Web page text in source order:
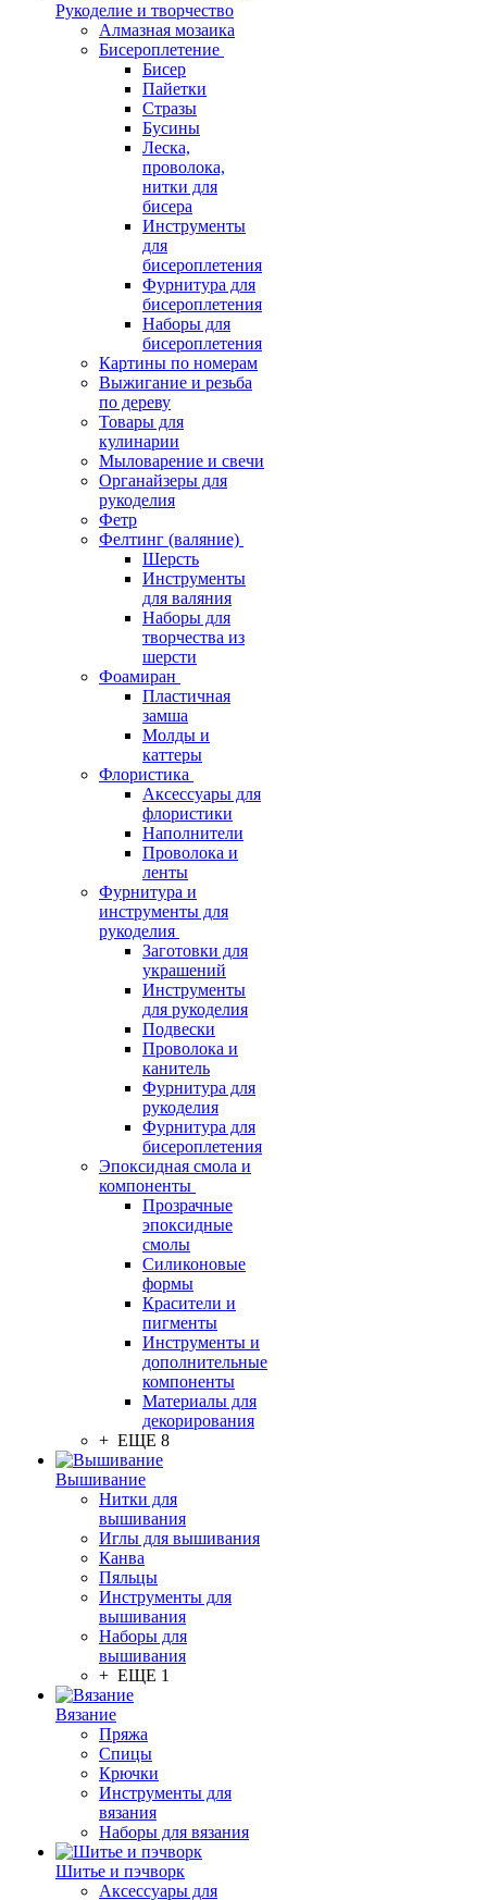
Рукоделие и творчество
Алмазная мозаика
Бисероплетение
Бисер
Пайетки
Стразы
Бусины
Леска,
проволока,
нитки для
бисера
Инструменты
для
бисероплетения
Фурнитура для
бисероплетения
Наборы для
бисероплетения
Картины по номерам
Выжигание и резьба
по дереву
Товары для
кулинарии
Мыловарение и свечи
Органайзеры для
рукоделия
Фетр
Фелтинг (валяние)
Шерсть
Инструменты
для валяния
Наборы для
творчества из
шерсти
Фоамиран
Пластичная
замша
Молды и
каттеры
Флористика
Аксессуары для
флористики
Наполнители
Проволока и
ленты
Фурнитура и
инструменты для
рукоделия
Заготовки для
украшений
Инструменты
для рукоделия
Подвески
Проволока и
канитель
Фурнитура для
рукоделия
Фурнитура для
бисероплетения
Эпоксидная смола и
компоненты
Прозрачные
эпоксидные
смолы
Силиконовые
формы
Красители и
пигменты
Инструменты и
дополнительные
компоненты
Материалы для
декорирования
+ ЕЩЕ 8
Вышивание
Нитки для
вышивания
Иглы для вышивания
Канва
Пяльцы
Инструменты для
вышивания
Наборы для
вышивания
+ ЕЩЕ 1
Вязание
Пряжа
Спицы
Крючки
Инструменты для
вязания
Наборы для вязания
Шитье и пэчворк
Аксессуары для